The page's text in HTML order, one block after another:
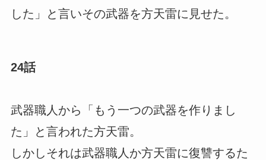
した」と言いその武器を方天雷に見せた。
24話
武器職人から「もう一つの武器を作りまし
た」と言われた方天雷。
しかしそれは武器職人か方天雷に復讐するた